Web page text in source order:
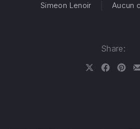
Simeon Lenoir Aucun
Share: